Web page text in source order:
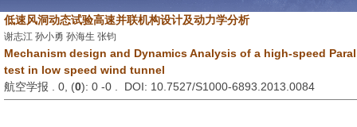
低速风洞动态试验高速并联机构设计及动力学分析
谢志江 孙小勇 孙海生 张钧
Mechanism design and Dynamics Analysis of a high-speed
test in low speed wind tunnel
航空学报 . 0, (0): 0 -0 . DOI: 10.7527/S1000-6893.2013.0084